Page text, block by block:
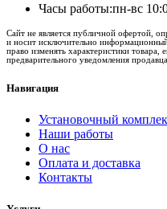
Часы работы:пн-вс
Сайт не является публичной офертой,
и носит исключительно
право изменять характеристики товара,
предварительного уведомления продавца.
Навигация
Установочный
Наши работы
О нас
Оплата и доставка
Контакты